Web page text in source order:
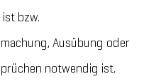
bzw.
Ausübung oder
notwendig ist.